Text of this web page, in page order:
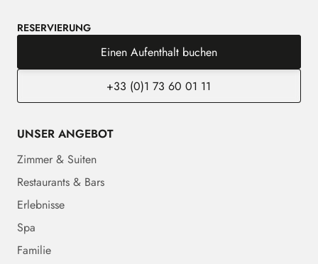
RESERVIERUNG
Einen Aufenthalt buchen
+33 (0)1 73 60 01 11
UNSER ANGEBOT
Zimmer & Suiten
Restaurants & Bars
Erlebnisse
Spa
Familie